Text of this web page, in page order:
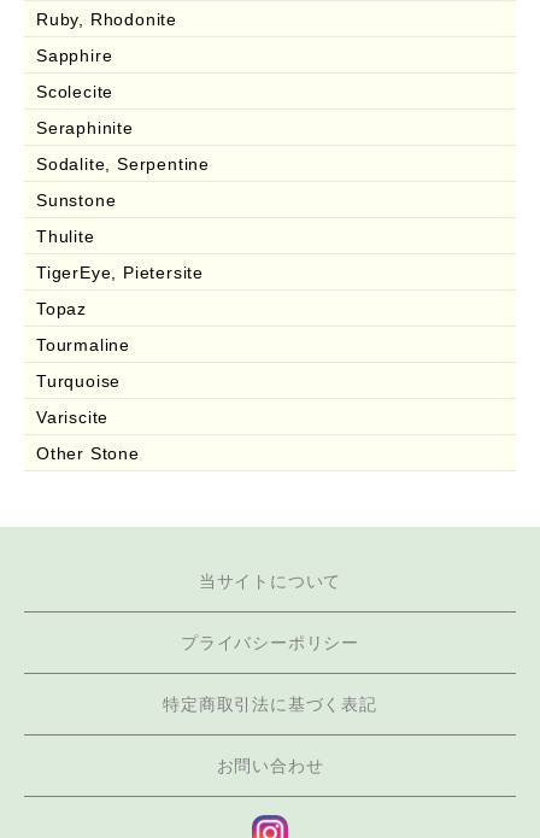
Ruby, Rhodonite
Sapphire
Scolecite
Seraphinite
Sodalite, Serpentine
Sunstone
Thulite
TigerEye, Pietersite
Topaz
Tourmaline
Turquoise
Variscite
Other Stone
当サイトについて
プライバシーポリシー
特定商取引法に基づく表記
お問い合わせ